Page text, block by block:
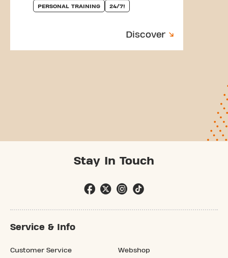
PERSONAL TRAINING 24/7!
Discover
Stay In Touch
Service & Info
Customer Service Webshop